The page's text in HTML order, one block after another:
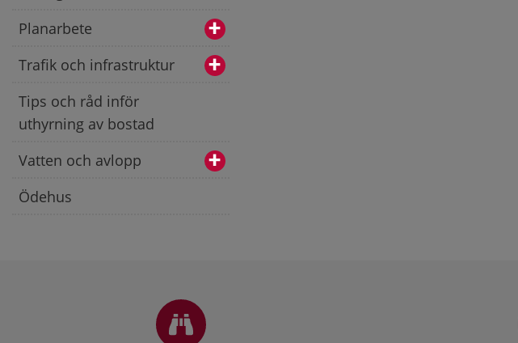
Planarbete
Trafik och infrastruktur
Tips och råd inför
uthyrning av bostad
Vatten och avlopp
Ödehus